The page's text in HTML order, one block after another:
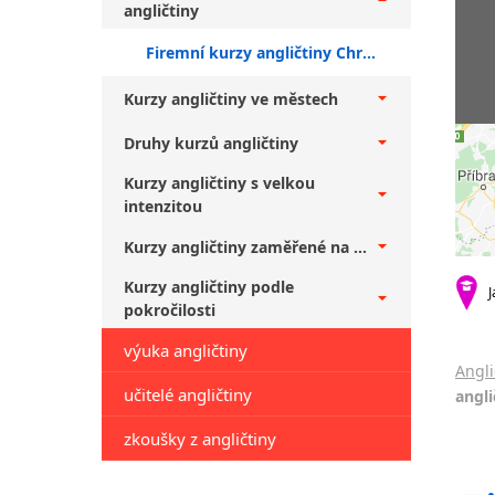
angličtiny
Firemní kurzy angličtiny Chrudim + falešní začátečníci
Kurzy angličtiny ve městech
Druhy kurzů angličtiny
Kurzy angličtiny s velkou
intenzitou
Kurzy angličtiny zaměřené na ...
Kurzy angličtiny podle
pokročilosti
výuka angličtiny
učitelé angličtiny
zkoušky z angličtiny